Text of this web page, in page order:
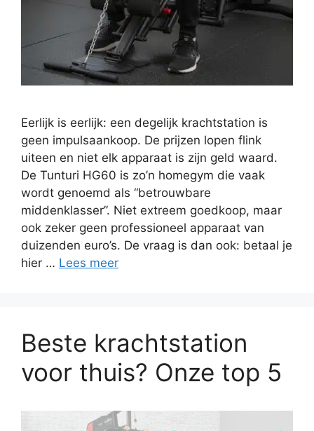
Eerlijk is eerlijk: een degelijk krachtstation is
geen impulsaankoop. De prijzen lopen flink
uiteen en niet elk apparaat is zijn geld waard.
De Tunturi HG60 is zo’n homegym die vaak
wordt genoemd als “betrouwbare
middenklasser”. Niet extreem goedkoop, maar
ook zeker geen professioneel apparaat van
duizenden euro’s. De vraag is dan ook: betaal je
hier … Lees meer
Beste krachtstation
voor thuis? Onze top 5